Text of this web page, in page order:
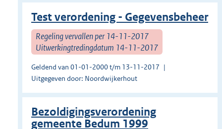
Test verordening - Gegevensbeheer
Regeling vervallen per 14-11-2017
Uitwerkingtredingdatum 14-11-2017
Geldend van 01-01-2000 t/m 13-11-2017
Uitgegeven door: Noordwijkerhout
Bezoldigingsverordening
gemeente Bedum 1999